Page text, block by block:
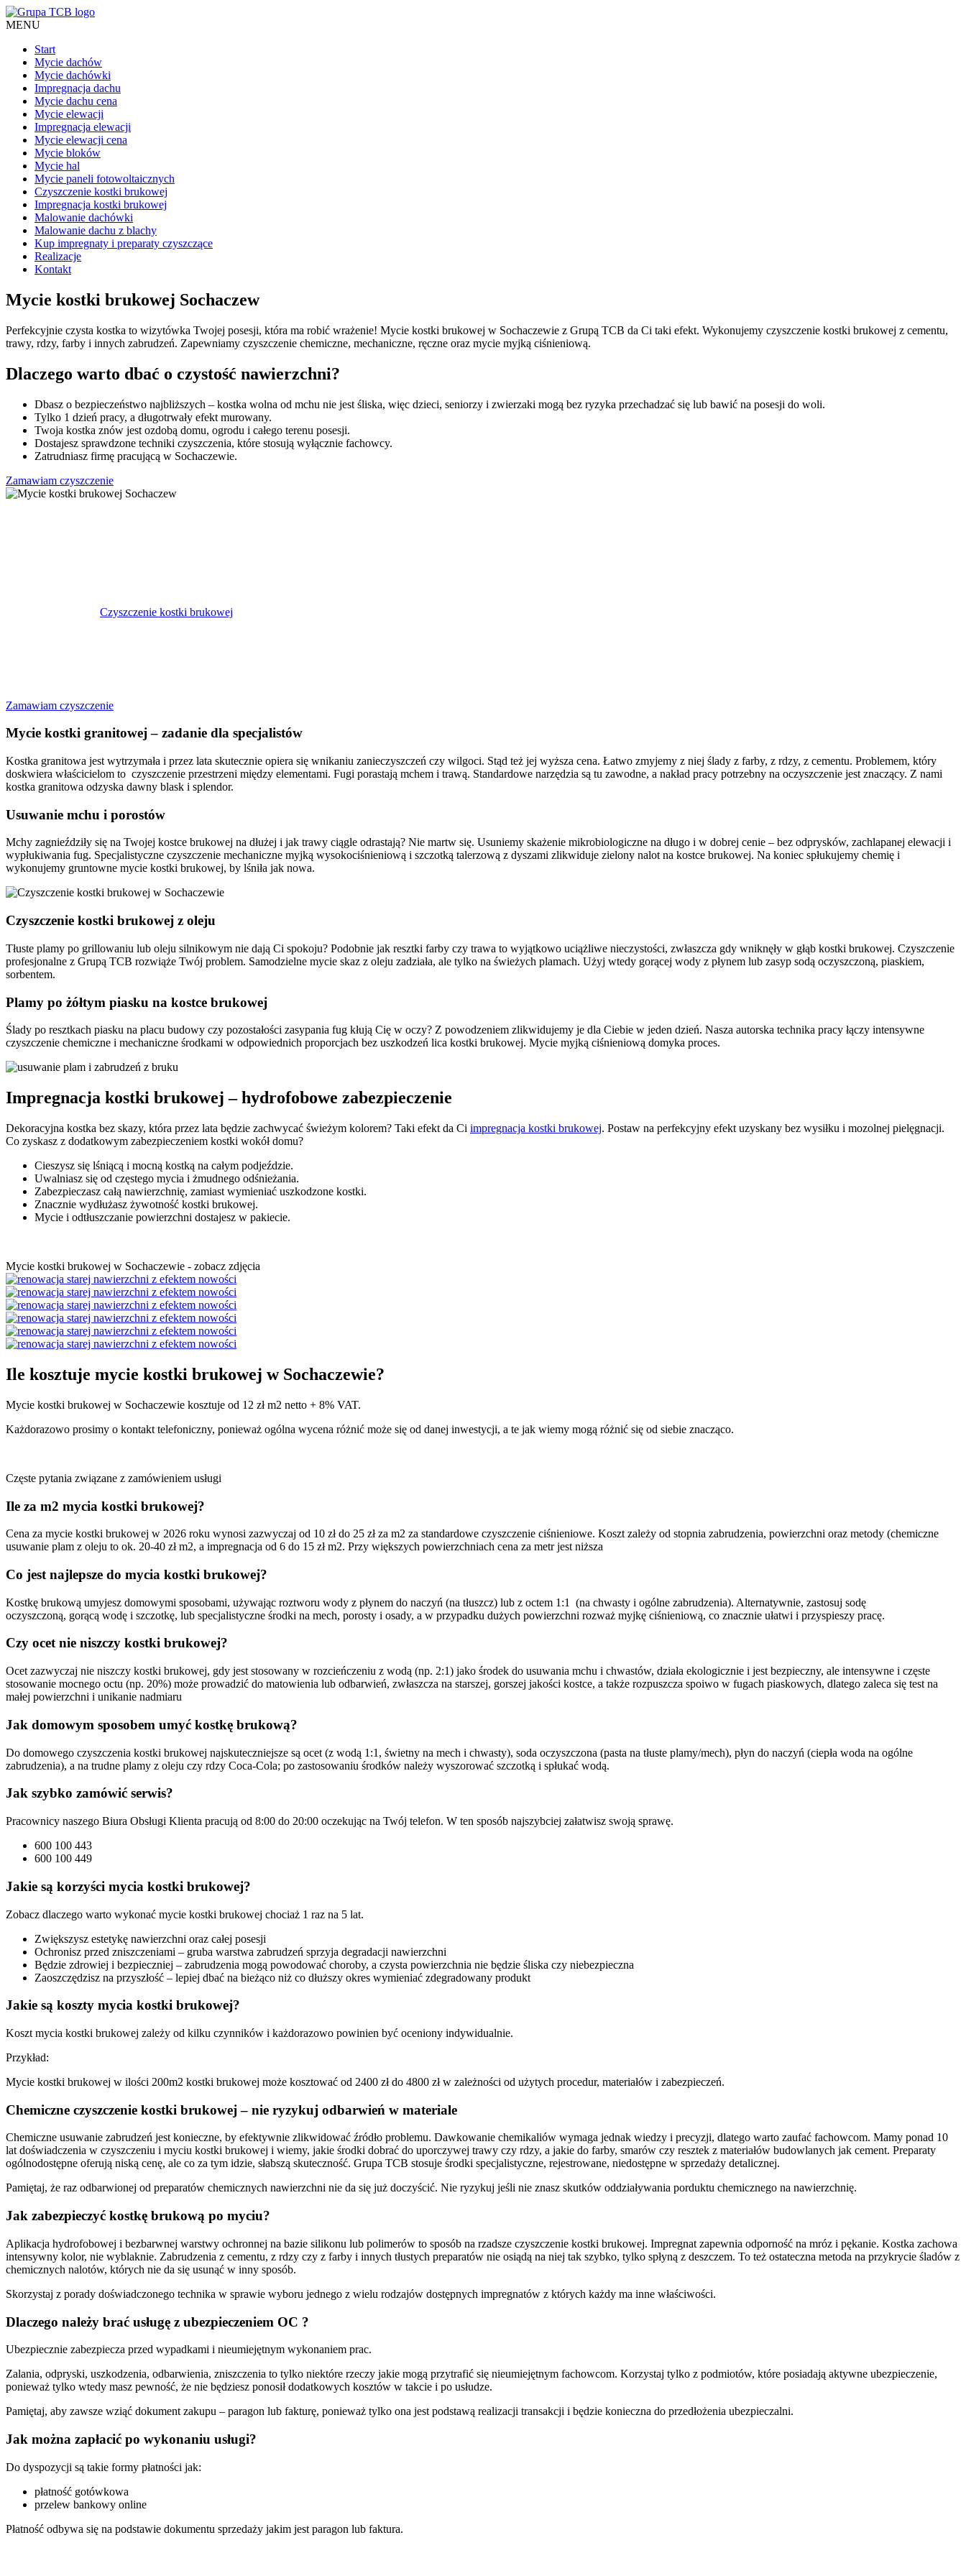
MENU
Start
Mycie dachów
Mycie dachówki
Impregnacja dachu
Mycie dachu cena
Mycie elewacji
Impregnacja elewacji
Mycie elewacji cena
Mycie bloków
Mycie hal
Mycie paneli fotowoltaicznych
Czyszczenie kostki brukowej
Impregnacja kostki brukowej
Malowanie dachówki
Malowanie dachu z blachy
Kup impregnaty i preparaty czyszczące
Realizacje
Kontakt
Mycie kostki brukowej Sochaczew
Perfekcyjnie czysta kostka to wizytówka Twojej posesji, która ma robić wrażenie! Mycie kostki brukowej w Sochaczewie z Grupą TCB da Ci taki efekt. Wykonujemy czyszczenie kostki brukowej z cementu,
trawy, rdzy, farby i innych zabrudzeń. Zapewniamy czyszczenie chemiczne, mechaniczne, ręczne oraz mycie myjką ciśnieniową.
Dlaczego warto dbać o czystość nawierzchni?
Dbasz o bezpieczeństwo najbliższych – kostka wolna od mchu nie jest śliska, więc dzieci, seniorzy i zwierzaki mogą bez ryzyka przechadzać się lub bawić na posesji do woli.
Tylko 1 dzień pracy, a długotrwały efekt murowany.
Twoja kostka znów jest ozdobą domu, ogrodu i całego terenu posesji.
Dostajesz sprawdzone techniki czyszczenia, które stosują wyłącznie fachowcy.
Zatrudniasz firmę pracującą w Sochaczewie.
Zamawiam czyszczenie
Czyszczenie kostki brukowej
Zamawiam czyszczenie
Mycie kostki granitowej – zadanie dla specjalistów
Kostka granitowa jest wytrzymała i przez lata skutecznie opiera się wnikaniu zanieczyszczeń czy wilgoci. Stąd też jej wyższa cena. Łatwo zmyjemy z niej ślady z farby, z rdzy, z cementu. Problemem, który
doskwiera właścicielom to czyszczenie przestrzeni między elementami. Fugi porastają mchem i trawą. Standardowe narzędzia są tu zawodne, a nakład pracy potrzebny na oczyszczenie jest znaczący. Z nami
kostka granitowa odzyska dawny blask i splendor.
Usuwanie mchu i porostów
Mchy zagnieździły się na Twojej kostce brukowej na dłużej i jak trawy ciągle odrastają? Nie martw się. Usuniemy skażenie mikrobiologiczne na długo i w dobrej cenie – bez odprysków, zachlapanej elewacji i
wypłukiwania fug. Specjalistyczne czyszczenie mechaniczne myjką wysokociśnieniową i szczotką talerzową z dyszami zlikwiduje zielony nalot na kostce brukowej. Na koniec spłukujemy chemię i
wykonujemy gruntowne mycie kostki brukowej, by lśniła jak nowa.
Czyszczenie kostki brukowej z oleju
Tłuste plamy po grillowaniu lub oleju silnikowym nie dają Ci spokoju? Podobnie jak resztki farby czy trawa to wyjątkowo uciążliwe nieczystości, zwłaszcza gdy wniknęły w głąb kostki brukowej. Czyszczenie
profesjonalne z Grupą TCB rozwiąże Twój problem. Samodzielne mycie skaz z oleju zadziała, ale tylko na świeżych plamach. Użyj wtedy gorącej wody z płynem lub zasyp sodą oczyszczoną, piaskiem,
sorbentem.
Plamy po żółtym piasku na kostce brukowej
Ślady po resztkach piasku na placu budowy czy pozostałości zasypania fug kłują Cię w oczy? Z powodzeniem zlikwidujemy je dla Ciebie w jeden dzień. Nasza autorska technika pracy łączy intensywne
czyszczenie chemiczne i mechaniczne środkami w odpowiednich proporcjach bez uszkodzeń lica kostki brukowej. Mycie myjką ciśnieniową domyka proces.
Impregnacja kostki brukowej – hydrofobowe zabezpieczenie
Dekoracyjna kostka bez skazy, która przez lata będzie zachwycać świeżym kolorem? Taki efekt da Ci impregnacja kostki brukowej. Postaw na perfekcyjny efekt uzyskany bez wysiłku i mozolnej pielęgnacji.
Co zyskasz z dodatkowym zabezpieczeniem kostki wokół domu?
Cieszysz się lśniącą i mocną kostką na całym podjeździe.
Uwalniasz się od częstego mycia i żmudnego odśnieżania.
Zabezpieczasz całą nawierzchnię, zamiast wymieniać uszkodzone kostki.
Znacznie wydłużasz żywotność kostki brukowej.
Mycie i odtłuszczanie powierzchni dostajesz w pakiecie.
Mycie kostki brukowej w Sochaczewie - zobacz zdjęcia
Ile kosztuje mycie kostki brukowej w Sochaczewie?
Mycie kostki brukowej w Sochaczewie kosztuje od 12 zł m2 netto + 8% VAT.
Każdorazowo prosimy o kontakt telefoniczny, ponieważ ogólna wycena różnić może się od danej inwestycji, a te jak wiemy mogą różnić się od siebie znacząco.
Częste pytania związane z zamówieniem usługi
Ile za m2 mycia kostki brukowej?
Cena za mycie kostki brukowej w 2026 roku wynosi zazwyczaj od 10 zł do 25 zł za m2 za standardowe czyszczenie ciśnieniowe. Koszt zależy od stopnia zabrudzenia, powierzchni oraz metody (chemiczne
usuwanie plam z oleju to ok. 20-40 zł m2, a impregnacja od 6 do 15 zł m2. Przy większych powierzchniach cena za metr jest niższa
Co jest najlepsze do mycia kostki brukowej?
Kostkę brukową umyjesz domowymi sposobami, używając roztworu wody z płynem do naczyń (na tłuszcz) lub z octem 1:1 (na chwasty i ogólne zabrudzenia). Alternatywnie, zastosuj sodę
oczyszczoną, gorącą wodę i szczotkę, lub specjalistyczne środki na mech, porosty i osady, a w przypadku dużych powierzchni rozważ myjkę ciśnieniową, co znacznie ułatwi i przyspieszy pracę.
Czy ocet nie niszczy kostki brukowej?
Ocet zazwyczaj nie niszczy kostki brukowej, gdy jest stosowany w rozcieńczeniu z wodą (np. 2:1) jako środek do usuwania mchu i chwastów, działa ekologicznie i jest bezpieczny, ale intensywne i częste
stosowanie mocnego octu (np. 20%) może prowadzić do matowienia lub odbarwień, zwłaszcza na starszej, gorszej jakości kostce, a także rozpuszcza spoiwo w fugach piaskowych, dlatego zaleca się test na
małej powierzchni i unikanie nadmiaru
Jak domowym sposobem umyć kostkę brukową?
Do domowego czyszczenia kostki brukowej najskuteczniejsze są ocet (z wodą 1:1, świetny na mech i chwasty), soda oczyszczona (pasta na tłuste plamy/mech), płyn do naczyń (ciepła woda na ogólne
zabrudzenia), a na trudne plamy z oleju czy rdzy Coca-Cola; po zastosowaniu środków należy wyszorować szczotką i spłukać wodą.
Jak szybko zamówić serwis?
Pracownicy naszego Biura Obsługi Klienta pracują od 8:00 do 20:00 oczekując na Twój telefon. W ten sposób najszybciej załatwisz swoją sprawę.
600 100 443
600 100 449
Jakie są korzyści mycia kostki brukowej?
Zobacz dlaczego warto wykonać mycie kostki brukowej chociaż 1 raz na 5 lat.
Zwiększysz estetykę nawierzchni oraz całej posesji
Ochronisz przed zniszczeniami – gruba warstwa zabrudzeń sprzyja degradacji nawierzchni
Będzie zdrowiej i bezpieczniej – zabrudzenia mogą powodować choroby, a czysta powierzchnia nie będzie śliska czy niebezpieczna
Zaoszczędzisz na przyszłość – lepiej dbać na bieżąco niż co dłuższy okres wymieniać zdegradowany produkt
Jakie są koszty mycia kostki brukowej?
Koszt mycia kostki brukowej zależy od kilku czynników i każdorazowo powinien być oceniony indywidualnie.
Przykład:
Mycie kostki brukowej w ilości 200m2 kostki brukowej może kosztować od 2400 zł do 4800 zł w zależności od użytych procedur, materiałów i zabezpieczeń.
Chemiczne czyszczenie kostki brukowej – nie ryzykuj odbarwień w materiale
Chemiczne usuwanie zabrudzeń jest konieczne, by efektywnie zlikwidować źródło problemu. Dawkowanie chemikaliów wymaga jednak wiedzy i precyzji, dlatego warto zaufać fachowcom. Mamy ponad 10
lat doświadczenia w czyszczeniu i myciu kostki brukowej i wiemy, jakie środki dobrać do uporczywej trawy czy rdzy, a jakie do farby, smarów czy resztek z materiałów budowlanych jak cement. Preparaty
ogólnodostępne oferują niską cenę, ale co za tym idzie, słabszą skuteczność. Grupa TCB stosuje środki specjalistyczne, rejestrowane, niedostępne w sprzedaży detalicznej.
Pamiętaj, że raz odbarwionej od preparatów chemicznych nawierzchni nie da się już doczyścić. Nie ryzykuj jeśli nie znasz skutków oddziaływania porduktu chemicznego na nawierzchnię.
Jak zabezpieczyć kostkę brukową po myciu?
Aplikacja hydrofobowej i bezbarwnej warstwy ochronnej na bazie silikonu lub polimerów to sposób na rzadsze czyszczenie kostki brukowej. Impregnat zapewnia odporność na mróz i pękanie. Kostka zachowa
intensywny kolor, nie wyblaknie. Zabrudzenia z cementu, z rdzy czy z farby i innych tłustych preparatów nie osiądą na niej tak szybko, tylko spłyną z deszczem. To też ostateczna metoda na przykrycie śladów z
chemicznych nalotów, których nie da się usunąć w inny sposób.
Skorzystaj z porady doświadczonego technika w sprawie wyboru jednego z wielu rodzajów dostępnych impregnatów z których każdy ma inne właściwości.
Dlaczego należy brać usługę z ubezpieczeniem OC ?
Ubezpiecznie zabezpiecza przed wypadkami i nieumiejętnym wykonaniem prac.
Zalania, odpryski, uszkodzenia, odbarwienia, zniszczenia to tylko niektóre rzeczy jakie mogą przytrafić się nieumiejętnym fachowcom. Korzystaj tylko z podmiotów, które posiadają aktywne ubezpieczenie,
ponieważ tylko wtedy masz pewność, że nie będziesz ponosił dodatkowych kosztów w takcie i po usłudze.
Pamiętaj, aby zawsze wziąć dokument zakupu – paragon lub fakturę, ponieważ tylko ona jest podstawą realizacji transakcji i będzie konieczna do przedłożenia ubezpieczalni.
Jak można zapłacić po wykonaniu usługi?
Do dyspozycji są takie formy płatności jak:
płatność gotówkowa
przelew bankowy online
Płatność odbywa się na podstawie dokumentu sprzedaży jakim jest paragon lub faktura.